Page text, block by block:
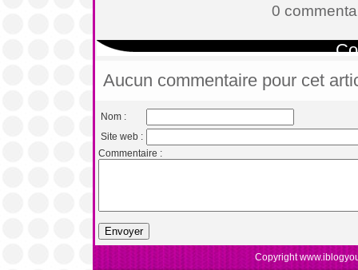
0
Aucun commentaire pour cet
Nom :
Site web :
Commentaire :
Copyright